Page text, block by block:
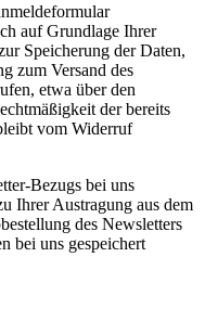
auf Grundlage Ihrer
Speicherung der Daten,
zum Versand des
etwa über den
der bereits
vom Widerruf
Bezugs bei uns
Ihrer Austragung aus dem
des Newsletters
bei uns gespeichert